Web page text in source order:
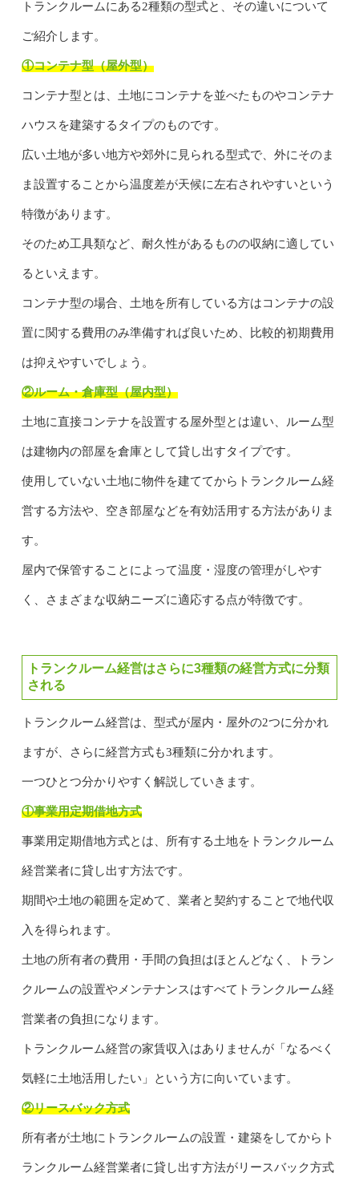
トランクルームにある2種類の型式と、その違いについて
ご紹介します。
①コンテナ型（屋外型）
コンテナ型とは、土地にコンテナを並べたものやコンテナ
ハウスを建築するタイプのものです。
広い土地が多い地方や郊外に見られる型式で、外にそのま
ま設置することから温度差が天候に左右されやすいという
特徴があります。
そのため工具類など、耐久性があるものの収納に適してい
るといえます。
コンテナ型の場合、土地を所有している方はコンテナの設
置に関する費用のみ準備すれば良いため、比較的初期費用
は抑えやすいでしょう。
②ルーム・倉庫型（屋内型）
土地に直接コンテナを設置する屋外型とは違い、ルーム型
は建物内の部屋を倉庫として貸し出すタイプです。
使用していない土地に物件を建ててからトランクルーム経
営する方法や、空き部屋などを有効活用する方法がありま
す。
屋内で保管することによって温度・湿度の管理がしやす
く、さまざまな収納ニーズに適応する点が特徴です。
トランクルーム経営はさらに3種類の経営方式に分類
される
トランクルーム経営は、型式が屋内・屋外の2つに分かれ
ますが、さらに経営方式も3種類に分かれます。
一つひとつ分かりやすく解説していきます。
①事業用定期借地方式
事業用定期借地方式とは、所有する土地をトランクルーム
経営業者に貸し出す方法です。
期間や土地の範囲を定めて、業者と契約することで地代収
入を得られます。
土地の所有者の費用・手間の負担はほとんどなく、トラン
クルームの設置やメンテナンスはすべてトランクルーム経
営業者の負担になります。
トランクルーム経営の家賃収入はありませんが「なるべく
気軽に土地活用したい」という方に向いています。
②リースバック方式
所有者が土地にトランクルームの設置・建築をしてからト
ランクルーム経営業者に貸し出す方法がリースバック方式